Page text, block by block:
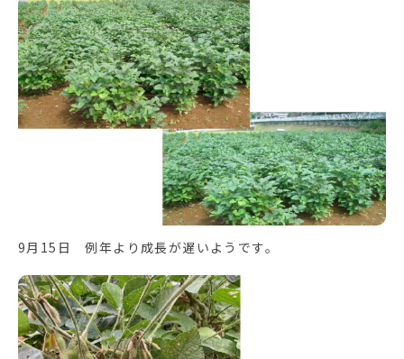
9月15日 例年より成長が遅いようです。